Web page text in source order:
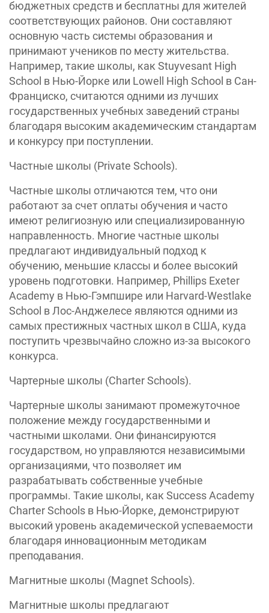
бюджетных средств и бесплатны для жителей
соответствующих районов. Они составляют
основную часть системы образования и
принимают учеников по месту жительства.
Например, такие школы, как Stuyvesant High
School в Нью-Йорке или Lowell High School в Сан-
Франциско, считаются одними из лучших
государственных учебных заведений страны
благодаря высоким академическим стандартам
и конкурсу при поступлении.
Частные школы (Private Schools).
Частные школы отличаются тем, что они
работают за счет оплаты обучения и часто
имеют религиозную или специализированную
направленность. Многие частные школы
предлагают индивидуальный подход к
обучению, меньшие классы и более высокий
уровень подготовки. Например, Phillips Exeter
Academy в Нью-Гэмпшире или Harvard-Westlake
School в Лос-Анджелесе являются одними из
самых престижных частных школ в США, куда
поступить чрезвычайно сложно из-за высокого
конкурса.
Чартерные школы (Charter Schools).
Чартерные школы занимают промежуточное
положение между государственными и
частными школами. Они финансируются
государством, но управляются независимыми
организациями, что позволяет им
разрабатывать собственные учебные
программы. Такие школы, как Success Academy
Charter Schools в Нью-Йорке, демонстрируют
высокий уровень академической успеваемости
благодаря инновационным методикам
преподавания.
Магнитные школы (Magnet Schools).
Магнитные школы предлагают